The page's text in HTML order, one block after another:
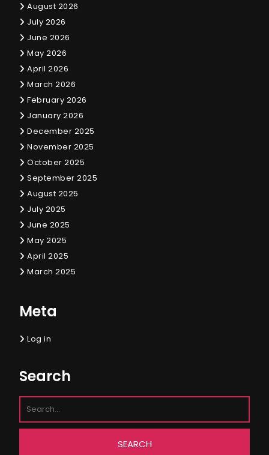
August 2026
July 2026
June 2026
May 2026
April 2026
March 2026
February 2026
January 2026
December 2025
November 2025
October 2025
September 2025
August 2025
July 2025
June 2025
May 2025
April 2025
March 2025
Meta
Log in
Search